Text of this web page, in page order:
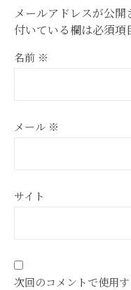
メールアドレスが公開
付いている欄は必須項
名前 ※
メール ※
サイト
次回のコメントで使用